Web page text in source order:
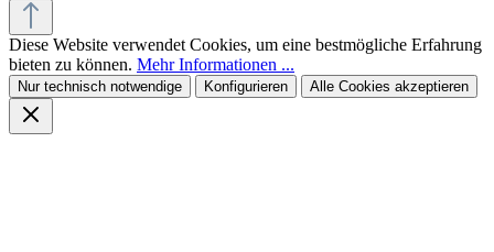
Diese Website verwendet Cookies, um eine bestmögliche Erfahrung
bieten zu können. Mehr Informationen ...
Nur technisch notwendige Konfigurieren Alle Cookies akzeptieren